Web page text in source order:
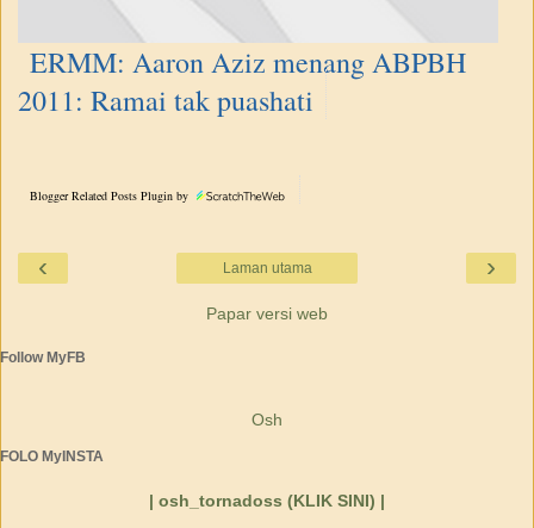
ERMM: Aaron Aziz menang ABPBH
2011: Ramai tak puashati
Blogger Related Posts Plugin by
‹ ›
Laman utama
Papar versi web
Follow MyFB
Osh
FOLO MyINSTA
| osh_tornadoss (KLIK SINI) |